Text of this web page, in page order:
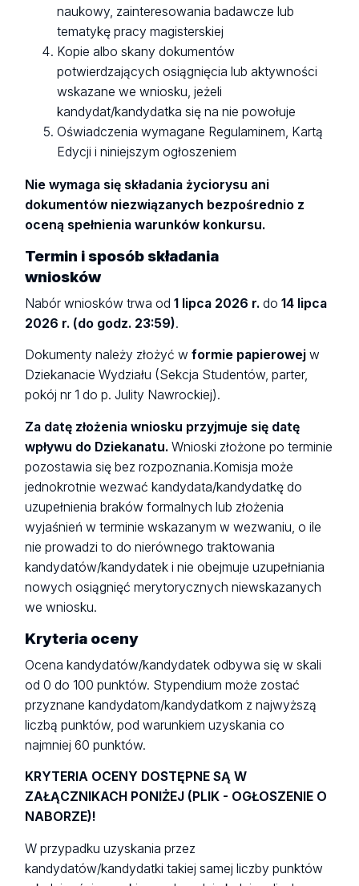
naukowy, zainteresowania badawcze lub
tematykę pracy magisterskiej
Kopie albo skany dokumentów
potwierdzających osiągnięcia lub aktywności
wskazane we wniosku, jeżeli
kandydat/kandydatka się na nie powołuje
Oświadczenia wymagane Regulaminem, Kartą
Edycji i niniejszym ogłoszeniem
Nie wymaga się składania życiorysu ani
dokumentów niezwiązanych bezpośrednio z
oceną spełnienia warunków konkursu.
Termin i sposób składania
wniosków
Nabór wniosków trwa od1 lipca 2026 r. do14 lipca
2026 r. (do godz. 23:59).
Dokumenty należy złożyć wformie papierowej w
Dziekanacie Wydziału (Sekcja Studentów, parter,
pokój nr 1 do p. Julity Nawrockiej).
Za datę złożenia wniosku przyjmuje się datę
wpływu do Dziekanatu. Wnioski złożone po terminie
pozostawia się bez rozpoznania.Komisja może
jednokrotnie wezwać kandydata/kandydatkę do
uzupełnienia braków formalnych lub złożenia
wyjaśnień w terminie wskazanym w wezwaniu, o ile
nie prowadzi to do nierównego traktowania
kandydatów/kandydatek i nie obejmuje uzupełniania
nowych osiągnięć merytorycznych niewskazanych
we wniosku.
Kryteria oceny
Ocena kandydatów/kandydatek odbywa się w skali
od 0 do 100 punktów. Stypendium może zostać
przyznane kandydatom/kandydatkom z najwyższą
liczbą punktów, pod warunkiem uzyskania co
najmniej 60 punktów.
KRYTERIA OCENY DOSTĘPNE SĄ W
ZAŁĄCZNIKACH PONIŻEJ (PLIK - OGŁOSZENIE O
NABORZE)!
W przypadku uzyskania przez
kandydatów/kandydatki takiej samej liczby punktów